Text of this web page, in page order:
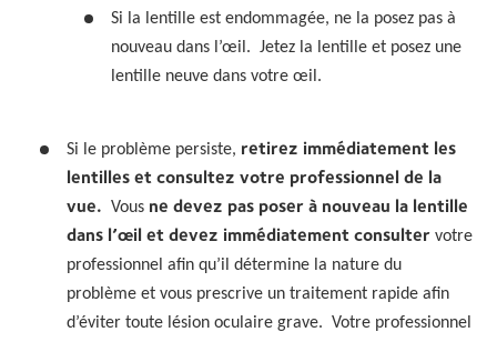
Si la lentille est endommagée, ne la posez pas à
nouveau dans l’œil. Jetez la lentille et posez une
lentille neuve dans votre œil.
Si le problème persiste, retirez immédiatement les
lentilles et consultez votre professionnel de la
vue. Vous ne devez pas poser à nouveau la lentille
dans l’œil et devez immédiatement consulter votre
professionnel afin qu’il détermine la nature du
problème et vous prescrive un traitement rapide afin
d’éviter toute lésion oculaire grave. Votre professionnel